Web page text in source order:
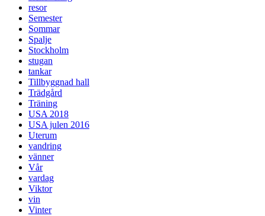
resor
Semester
Sommar
Spalje
Stockholm
stugan
tankar
Tillbyggnad hall
Trädgård
Träning
USA 2018
USA julen 2016
Uterum
vandring
vänner
Vår
vardag
Viktor
vin
Vinter